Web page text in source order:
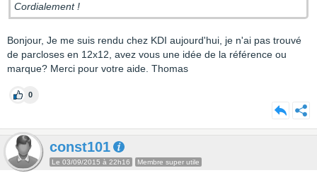
Cordialement !
Bonjour, Je me suis rendu chez KDI aujourd'hui, je n'ai pas trouvé
de parcloses en 12x12, avez vous une idée de la référence ou
marque? Merci pour votre aide. Thomas
0
const101
Le 03/09/2015 à 22h16 Membre super utile